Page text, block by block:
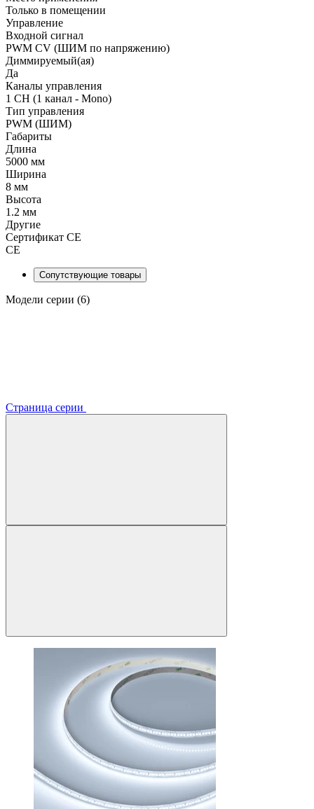
Только в помещении
Управление
Входной сигнал
PWM СV (ШИМ по напряжению)
Диммируемый(ая)
Да
Каналы управления
1 CH (1 канал - Mono)
Тип управления
PWM (ШИМ)
Габариты
Длина
5000 мм
Ширина
8 мм
Высота
1.2 мм
Другие
Сертификат CE
CE
Сопутствующие товары
Модели серии (6)
Страница серии